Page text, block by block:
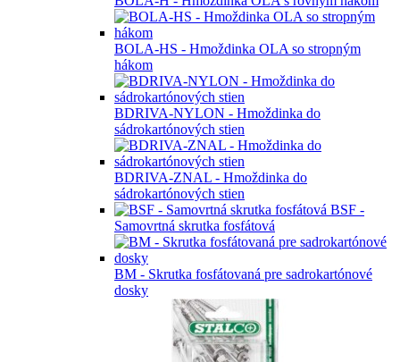
BOLA-HS - Hmoždinka OLA so stropným
hákom
BDRIVA-NYLON - Hmoždinka do
sádrokartónových stien
BDRIVA-ZNAL - Hmoždinka do
sádrokartónových stien
BSF -
Samovrtná skrutka fosfátová
BM - Skrutka fosfátovaná pre sadrokartónové
dosky